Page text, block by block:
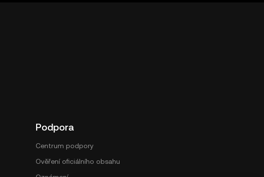
Podpora
Centrum podpory
Ověření oficiálního obsahu